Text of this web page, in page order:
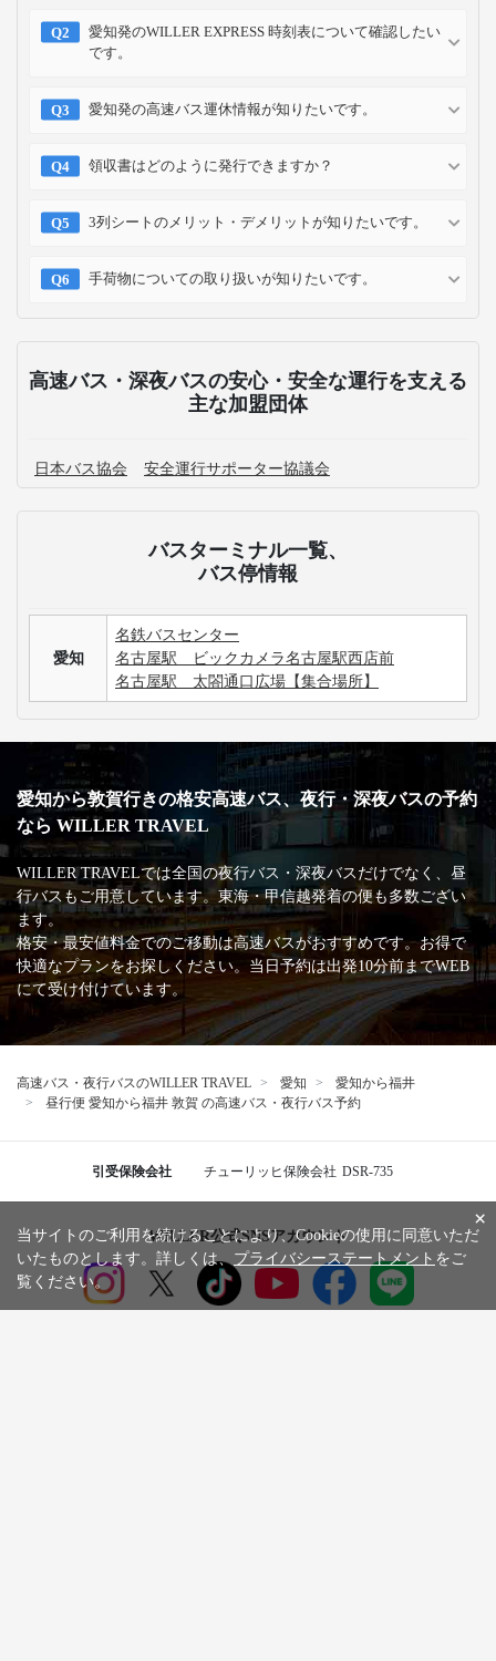
愛知発のWILLER EXPRESS 時刻表について確認したい
です。
愛知発の高速バス運休情報が知りたいです。
領収書はどのように発行できますか？
3列シートのメリット・デメリットが知りたいです。
手荷物についての取り扱いが知りたいです。
高速バス・深夜バスの安心・安全な運行を支える
主な加盟団体
日本バス協会 安全運行サポーター協議会
バスターミナル一覧、
バス停情報
愛知
名鉄バスセンター
名古屋駅 ビックカメラ名古屋駅西店前
名古屋駅 太閤通口広場【集合場所】
愛知から敦賀行きの格安高速バス、夜行・深夜バスの予約
なら WILLER TRAVEL
WILLER TRAVELでは全国の夜行バス・深夜バスだけでなく、昼
行バスもご用意しています。東海・甲信越発着の便も多数ござい
ます。
格安・最安値料金でのご移動は高速バスがおすすめです。お得で
快適なプランをお探しください。当日予約は出発10分前までWEB
にて受け付けています。
高速バス・夜行バスのWILLER TRAVEL 愛知
愛知から福井
昼行便 愛知から福井 敦賀 の高速バス・夜行バス予約
引受保険会社 チューリッヒ保険会社 DSR-735
WILLER公式SNSアカウント
×
当サイトのご利用を続けることにより、Cookieの使用に同意いただ
いたものとします。詳しくは、 プライバシーステートメント をご
覧ください。